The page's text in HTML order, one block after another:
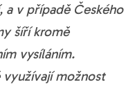
a v případě Českého
šíří kromě
vysíláním.
možnost